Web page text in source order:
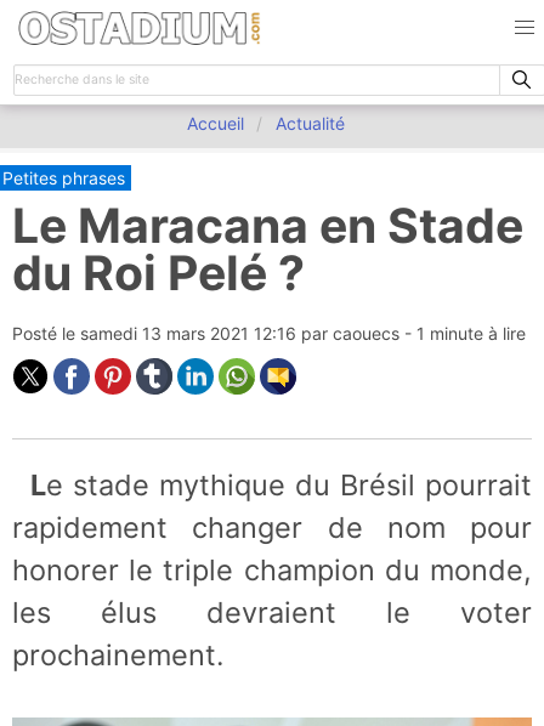
Accueil Actualité
Petites phrases
Le Maracana en Stade
du Roi Pelé ?
Posté le samedi 13 mars 2021 12:16 par caouecs - 1 minute à lire
Le stade mythique du Brésil pourrait
rapidement changer de nom pour
honorer le triple champion du monde,
les élus devraient le voter
prochainement.